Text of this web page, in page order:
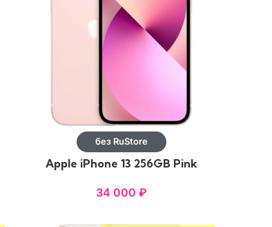
без RuStore
Apple iPhone 13 256GB Pink
34 000 ₽